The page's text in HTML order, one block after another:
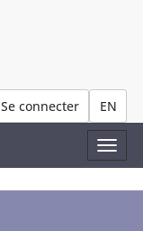
Se connecter EN